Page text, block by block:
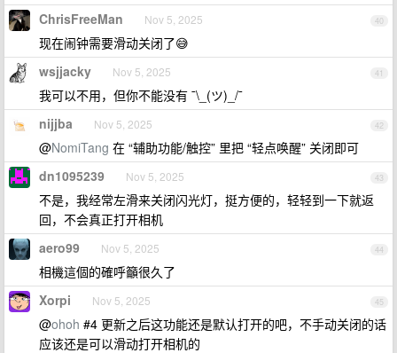
40
ChrisFreeMan Nov 5, 2025
现在闹钟需要滑动关闭了😅
41
wsjjacky Nov 5, 2025
我可以不用，但你不能没有 ¯\_(ツ)_/¯
42
nijjba Nov 5, 2025
@NomiTang 在 “辅助功能/触控” 里把 “轻点唤醒” 关闭即可
43
dn1095239 Nov 5, 2025
不是，我经常左滑来关闭闪光灯，挺方便的，轻轻到一下就返
回，不会真正打开相机
44
aero99 Nov 5, 2025
相機這個的確呼籲很久了
45
Xorpi Nov 5, 2025
@ohoh #4 更新之后这功能还是默认打开的吧，不手动关闭的话
应该还是可以滑动打开相机的